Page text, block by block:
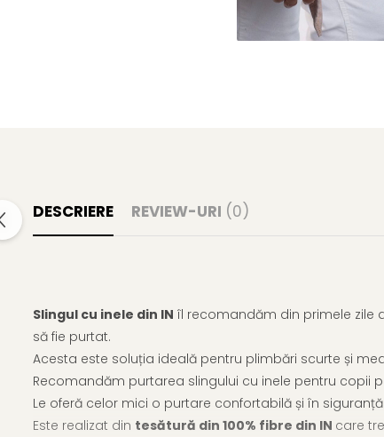
DESCRIERE REVIEW-URI (0)
Slingul cu inele din IN îl recomandăm din primele zile
să fie purtat.
Acesta este soluția ideală pentru plimbări scurte și
Recomandăm purtarea slingului cu inele pentru copii
Le oferă celor mici o purtare confortabilă și în
Este realizat din tesătură din 100% fibre din IN care